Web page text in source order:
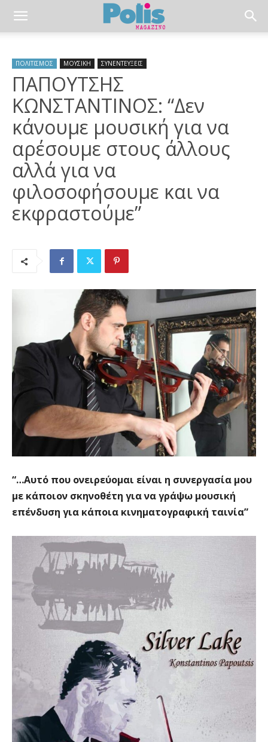
ΠΟΛΙΤΙΣΜΟΣ ΜΟΥΣΙΚΗ ΣΥΝΕΝΤΕΥΞΕΙΣ
ΠΑΠΟΥΤΣΗΣ
ΚΩΝΣΤΑΝΤΙΝΟΣ: “Δεν
κάνουμε μουσική για να
αρέσουμε στους άλλους
αλλά για να
φιλοσοφήσουμε και να
εκφραστούμε”
“…Αυτό που ονειρεύομαι είναι η συνεργασία μου
με κάποιον σκηνοθέτη για να γράψω μουσική
επένδυση για κάποια κινηματογραφική ταινία”